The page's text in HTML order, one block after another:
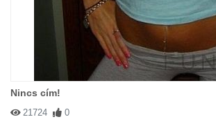
Nincs cím!
21724 0